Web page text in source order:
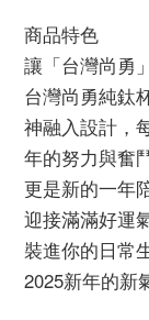
商品特色
讓「台灣尚勇
台灣尚勇純鈦
神融入設計，
年的努力與奮
更是新的一年
迎接滿滿好運
裝進你的日常
2025新年的新